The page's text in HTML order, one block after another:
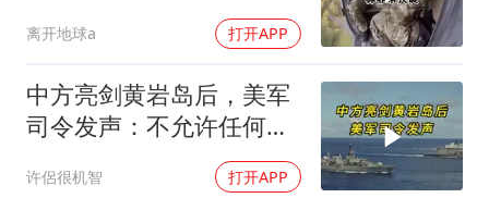
离开地球a 打开APP
中方亮剑黄岩岛后，美军
司令发声：不允许任何国
许侶很机智 打开APP